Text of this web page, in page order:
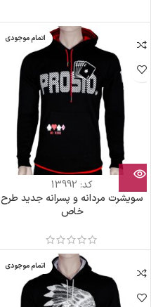
اتمام موجودی
کد: 13992
سویشرت مردانه و پسرانه جدید طرح
خاص
اتمام موجودی